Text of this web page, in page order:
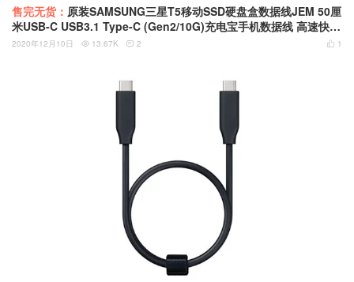
售完无货： 原装SAMSUNG三星T5移动SSD硬盘盒数据线JEM 50厘
米USB-C USB3.1 Type-C (Gen2/10G)充电宝手机数据线 高速快充
线 带魔术捆绳
 1
2020年12月10日  13.67K  2